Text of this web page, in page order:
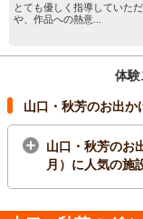
とても優しく指導していた
や、作品への熱意...
体験
山口・秋芳のお出か
山口・秋芳のお
月）に人気の施